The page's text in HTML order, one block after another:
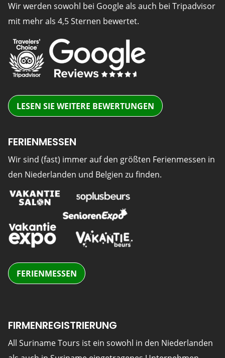
Wir werden sowohl bei Google als auch bei Tripadvisor
mit mehr als 4,5 Sternen bewertet.
LESEN SIE WEITERE BEWERTUNGEN
FERIENMESSEN
Wir sind (fast) immer auf den größten Ferienmessen in
den Niederlanden und Belgien zu finden.
FERIENMESSEN
FIRMENREGISTRIERUNG
All Suriname Tours ist ein sowohl in den Niederlanden